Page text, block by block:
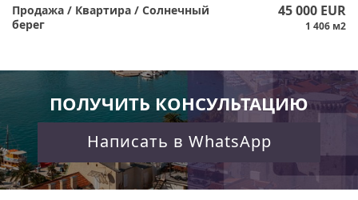
Продажа / Квартира / Солнечный
берег
45 000 EUR
1 406 м2
ПОЛУЧИТЬ КОНСУЛЬТАЦИЮ
Написать в WhatsApp